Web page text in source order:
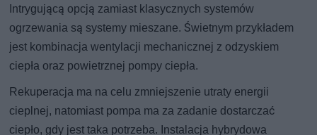
Intrygującą opcją zamiast klasycznych systemów
ogrzewania są systemy mieszane. Świetnym przykładem
jest kombinacja wentylacji mechanicznej z odzyskiem
ciepła oraz powietrznej pompy ciepła.
Rekuperacja ma na celu zmniejszenie utraty energii
cieplnej, natomiast pompa ma za zadanie dostarczać
ciepło, gdy jest taka potrzeba. Instalacja hybrydowa